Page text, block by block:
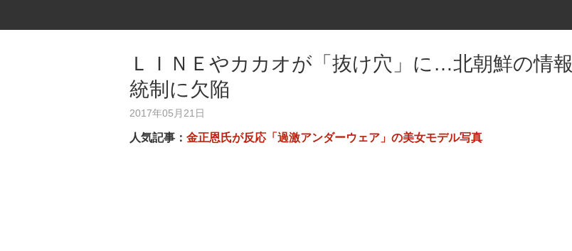
ＬＩＮＥやカカオが「抜け穴」に…北朝鮮の情報
統制に欠陥
2017年05月21日
人気記事： 金正恩氏が反応「過激アンダーウェア」の美女モデル写真